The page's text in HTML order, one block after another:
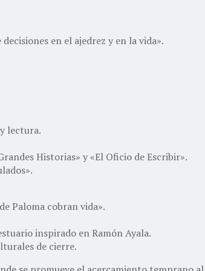
en el ajedrez y en la vida».
lectura.
Historias» y «El Oficio de Escribir».
Paloma cobran vida».
inspirado en Ramón Ayala.
de cierre.